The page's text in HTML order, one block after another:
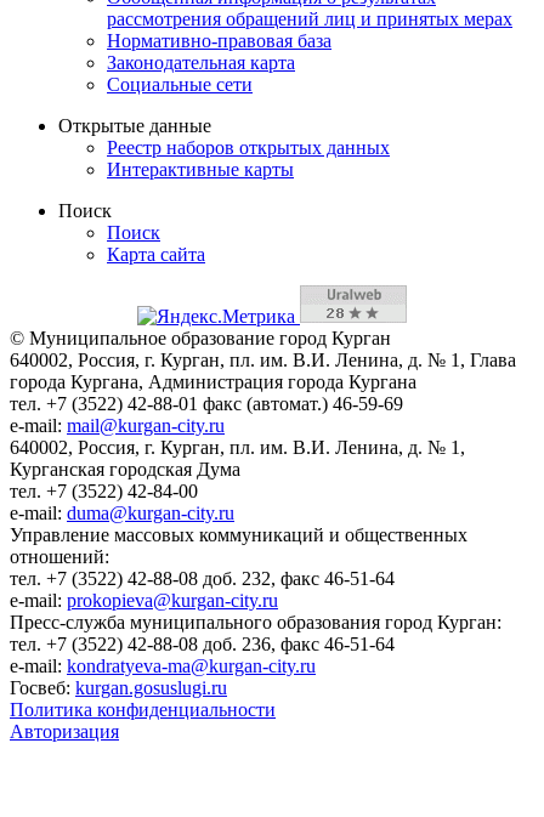
рассмотрения обращений лиц и принятых мерах
Нормативно-правовая база
Законодательная карта
Социальные сети
Открытые данные
Реестр наборов открытых данных
Интерактивные карты
Поиск
Поиск
Карта сайта
© Муниципальное образование город Курган
640002, Россия, г. Курган, пл. им. В.И. Ленина, д. № 1, Глава
города Кургана, Администрация города Кургана
тел. +7 (3522) 42-88-01 факс (автомат.) 46-59-69
e-mail: mail@kurgan-city.ru
640002, Россия, г. Курган, пл. им. В.И. Ленина, д. № 1,
Курганская городская Дума
тел. +7 (3522) 42-84-00
e-mail: duma@kurgan-city.ru
Управление массовых коммуникаций и общественных
отношений:
тел. +7 (3522) 42-88-08 доб. 232, факс 46-51-64
e-mail: prokopieva@kurgan-city.ru
Пресс-служба муниципального образования город Курган:
тел. +7 (3522) 42-88-08 доб. 236, факс 46-51-64
e-mail: kondratyeva-ma@kurgan-city.ru
Госвеб: kurgan.gosuslugi.ru
Политика конфиденциальности
Авторизация